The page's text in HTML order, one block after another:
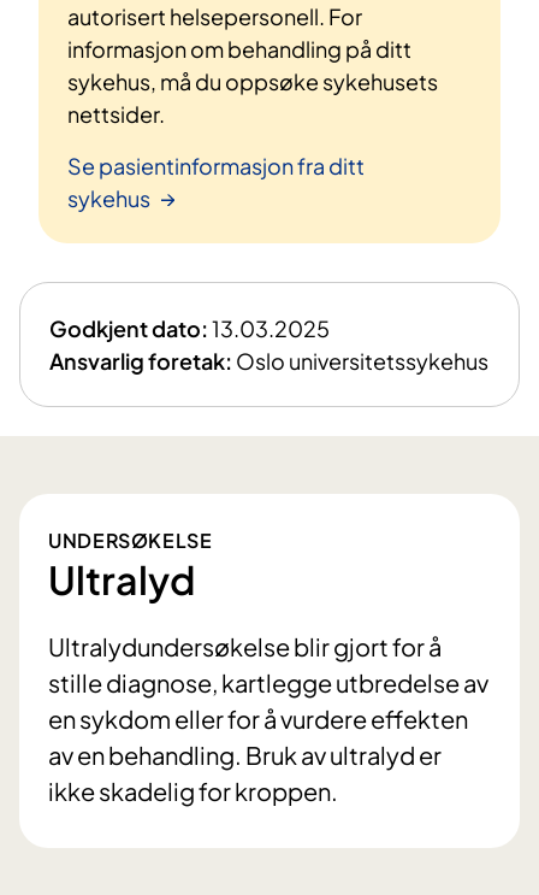
autorisert helsepersonell. For
informasjon om behandling på ditt
sykehus, må du oppsøke sykehusets
nettsider.
Se pasientinformasjon fra ditt
sykehus
Godkjent dato:13.03.2025
Ansvarlig foretak: Oslo universitetssykehus
UNDERSØKELSE
Ultralyd
Ultralydundersøkelse blir gjort for å
stille diagnose, kartlegge utbredelse av
en sykdom eller for å vurdere effekten
av en behandling. Bruk av ultralyd er
ikke skadelig for kroppen.